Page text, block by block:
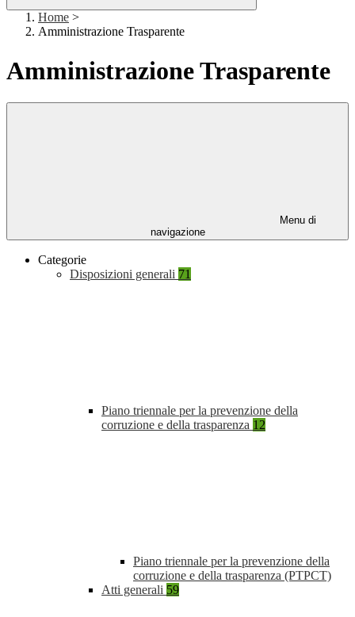
Home >
Amministrazione Trasparente
Amministrazione Trasparente
Menu di
navigazione
Categorie
Disposizioni generali 71
Piano triennale per la prevenzione della
corruzione e della trasparenza 12
Piano triennale per la prevenzione della
corruzione e della trasparenza (PTPCT)
Atti generali 59